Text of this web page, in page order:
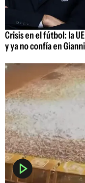
Crisis en el fútbol: la
y ya no confía en